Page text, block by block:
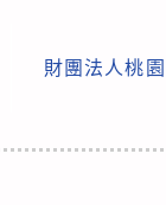
財團法人桃